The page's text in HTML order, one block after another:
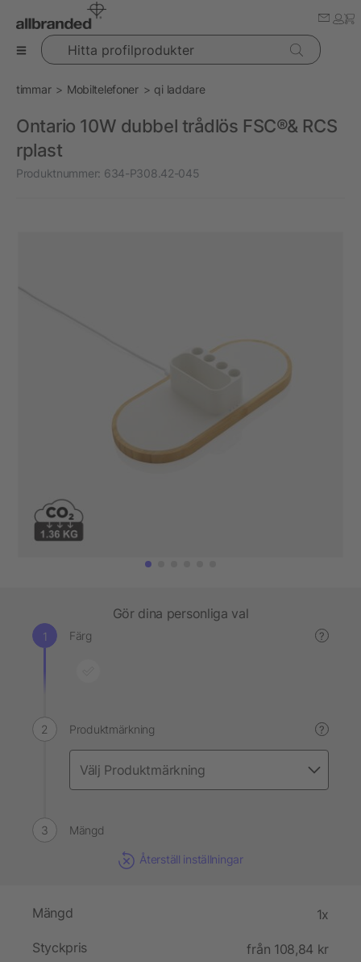
Hitta profilprodukter
timmar Mobiltelefoner qi laddare
Ontario 10W dubbel trådlös FSC®& RCS
rplast
Produktnummer: 634-P308.42-045
Gör dina personliga val
Färg ?
Produktmärkning ?
Mängd
Återställ inställningar
Mängd 1x
Styckpris
från 108,84 kr